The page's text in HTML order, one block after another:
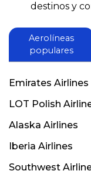
destinos y
Aerolíneas
populares
Emirates Airlines
LOT Polish
Alaska Airlines
Iberia Airlines
Southwest